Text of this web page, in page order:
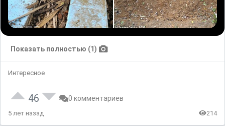
Показать полностью (1)
Интересное
46 0 комментариев
5 лет назад 214